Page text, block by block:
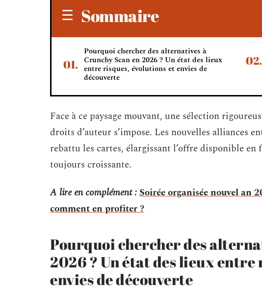
Sommaire
Pourquoi chercher des alternatives à
Crunchy Scan en 2026 ? Un état des lieux
entre risques, évolutions et envies de
découverte
Face à ce paysage mouvant, une sélection
droits d’auteur s’impose. Les nouvelles alliances
rebattu les cartes, élargissant l’offre disponible
toujours croissante.
A lire en complément :Soirée organisée nouvel an
comment en profiter ?
Pourquoi chercher des
2026 ? Un état des lieux
envies de découverte